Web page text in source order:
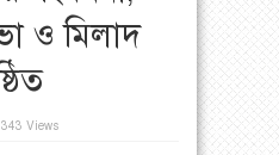
ও মিলাদ
343 Views